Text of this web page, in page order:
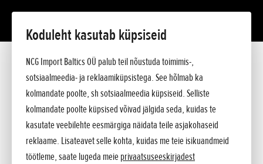
Koduleht kasutab küpsiseid
NCG Import Baltics OÜ palub teil nõustuda toimimis-,
sotsiaalmeedia- ja reklaamiküpsistega. See hõlmab ka
kolmandate poolte, sh sotsiaalmeedia küpsiseid. Selliste
kolmandate poolte küpsised võivad jälgida seda, kuidas te
kasutate veebilehte eesmärgiga näidata teile asjakohaseid
reklaame. Lisateavet selle kohta, kuidas me teie isikuandmeid
töötleme, saate lugeda meieprivaatsuseeskirjadest
Tutvustus
Tehnilised andmed
Hinnakiri
Küsi lisa
KÜSI PAKKUMIST
SOOVIN TEENINDUSE AEGA
KONTAKT